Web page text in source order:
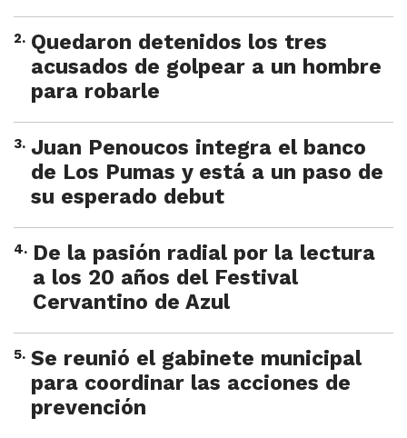
2. Quedaron detenidos los tres
acusados de golpear a un hombre
para robarle
3. Juan Penoucos integra el banco
de Los Pumas y está a un paso de
su esperado debut
4. De la pasión radial por la lectura
a los 20 años del Festival
Cervantino de Azul
5. Se reunió el gabinete municipal
para coordinar las acciones de
prevención